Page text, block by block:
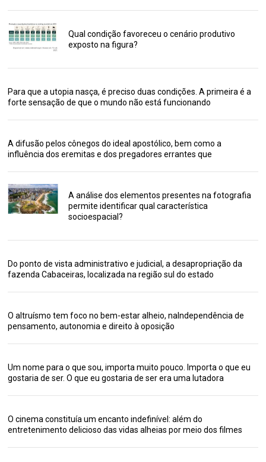
Qual condição favoreceu o cenário produtivo
exposto na figura?
Para que a utopia nasça, é preciso duas condições. A primeira é a
forte sensação de que o mundo não está funcionando
A difusão pelos cônegos do ideal apostólico, bem como a
influência dos eremitas e dos pregadores errantes que
A análise dos elementos presentes na fotografia
permite identificar qual característica
socioespacial?
Do ponto de vista administrativo e judicial, a desapropriação da
fazenda Cabaceiras, localizada na região sul do estado
O altruísmo tem foco no bem-estar alheio, naIndependência de
pensamento, autonomia e direito à oposição
Um nome para o que sou, importa muito pouco. Importa o que eu
gostaria de ser. O que eu gostaria de ser era uma lutadora
O cinema constituía um encanto indefinível: além do
entretenimento delicioso das vidas alheias por meio dos filmes